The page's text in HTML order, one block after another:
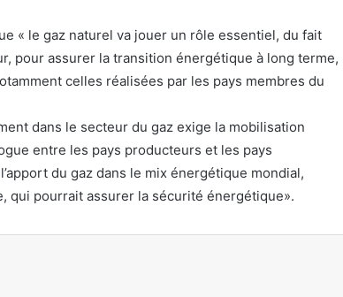
« le gaz naturel va jouer un rôle essentiel, du fait
pour assurer la transition énergétique à long terme,
celles réalisées par les pays membres du
dans le secteur du gaz exige la mobilisation
entre les pays producteurs et les pays
du gaz dans le mix énergétique mondial,
qui pourrait assurer la sécurité énergétique».